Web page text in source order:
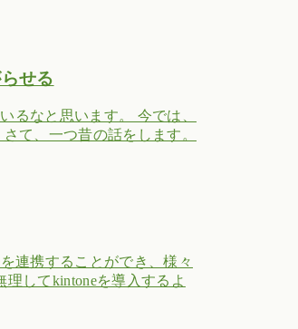
せる
るなと思います。 今では、
て、一つ昔の話をします。
連携することができ、様々
してkintoneを導入するよ